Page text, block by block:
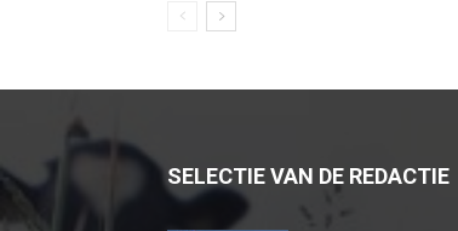
SELECTIE VAN DE REDACTIE